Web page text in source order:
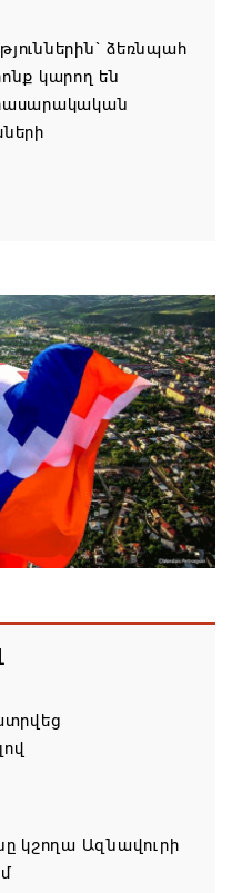
ձեռնպահ
կարող են
հասարակական
դիմում չի
Եկեղեցու
Reuters-ի
կշողա Ազնավուրի